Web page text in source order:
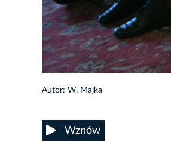
Autor: W. Majka
Wznów